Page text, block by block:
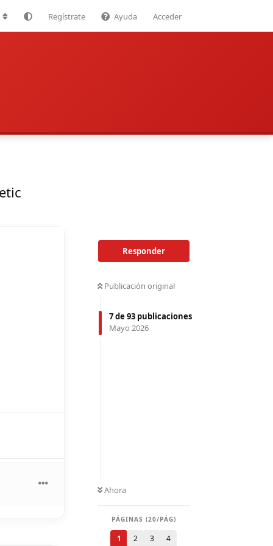
Regístrate Ayuda Acceder
Responder
Publicación original
7de 93 publicaciones
Mayo 2026
Ahora
PÁGINAS (20/PÁG)
1 2 3 4